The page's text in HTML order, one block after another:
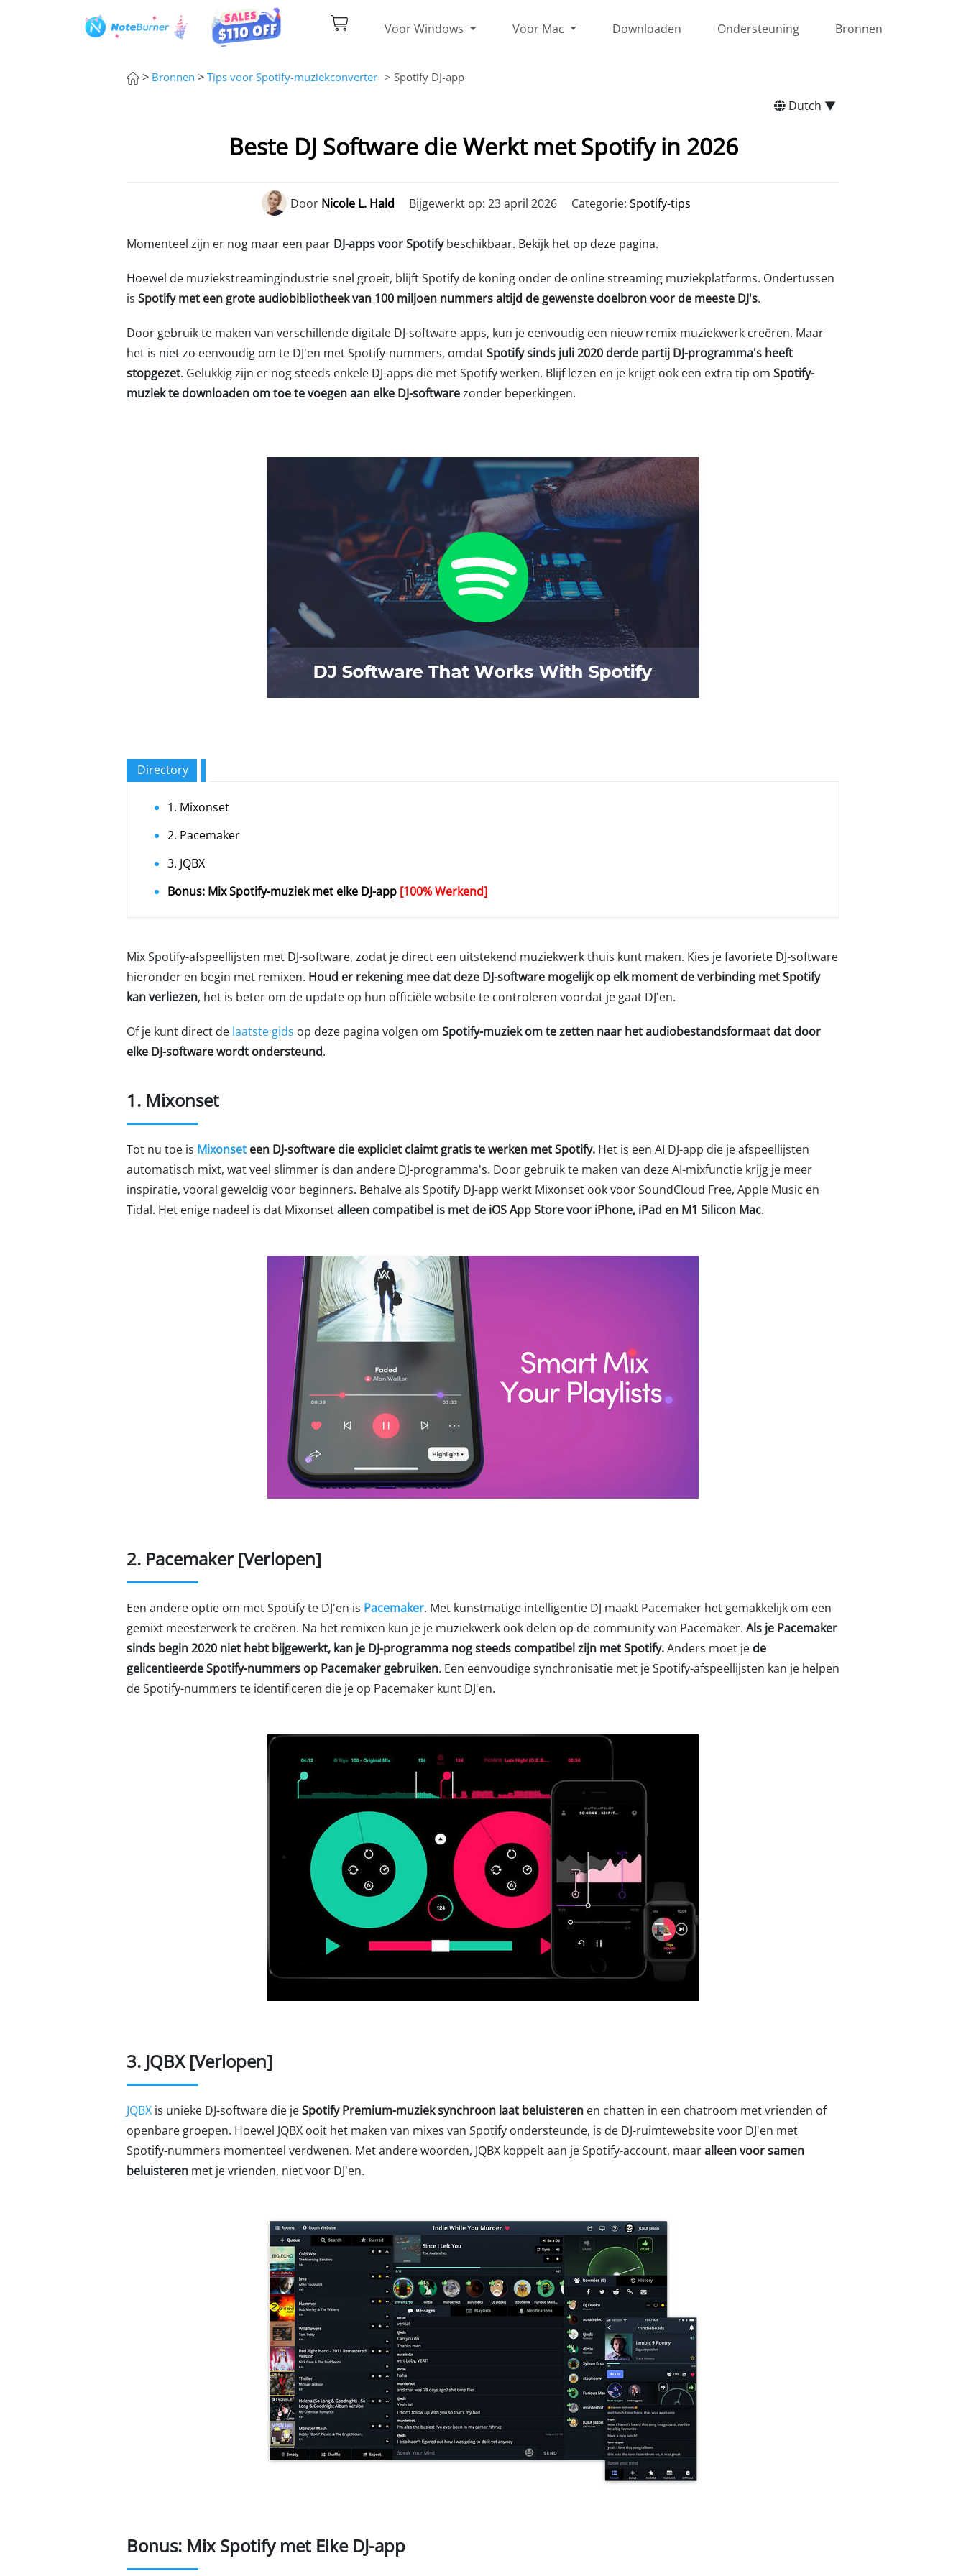
Voor Windows Voor Mac Downloaden Ondersteuning Bronnen
> Bronnen > Tips voor Spotify-muziekconverter > Spotify DJ-app
Dutch ▼
Beste DJ Software die Werkt met Spotify in 2026
Door Nicole L. Hald Bijgewerkt op: 23 april 2026 Categorie: Spotify-tips
Momenteel zijn er nog maar een paar DJ-apps voor Spotifybeschikbaar. Bekijk het op deze pagina.
Hoewel de muziekstreamingindustrie snel groeit, blijft Spotify de koning onder de online streaming muziekplatforms. Ondertussen
is Spotify met een grote audiobibliotheek van 100 miljoen nummers altijd de gewenste doelbron voor de meeste DJ's.
Door gebruik te maken van verschillende digitale DJ-software-apps, kun je eenvoudig een nieuw remix-muziekwerk creëren. Maar
het is niet zo eenvoudig om te DJ'en met Spotify-nummers, omdatSpotify sinds juli 2020 derde partij DJ-programma's heeft
stopgezet. Gelukkig zijn er nog steeds enkele DJ-apps die met Spotify werken. Blijf lezen en je krijgt ook een extra tip om Spotify-
muziek te downloaden om toe te voegen aan elke DJ-softwarezonder beperkingen.
Directory
1. Mixonset
2. Pacemaker
3. JQBX
Bonus: Mix Spotify-muziek met elke DJ-app [100% Werkend]
Mix Spotify-afspeellijsten met DJ-software, zodat je direct een uitstekend muziekwerk thuis kunt maken. Kies je favoriete DJ-software
hieronder en begin met remixen. Houd er rekening mee dat deze DJ-software mogelijk op elk moment de verbinding met Spotify
kan verliezen, het is beter om de update op hun officiële website te controleren voordat je gaat DJ'en.
Of je kunt direct de laatste gids op deze pagina volgen om Spotify-muziek om te zetten naar het audiobestandsformaat dat door
elke DJ-software wordt ondersteund.
1. Mixonset
Tot nu toe is Mixonset een DJ-software die expliciet claimt gratis te werken met Spotify. Het is een AI DJ-app die je afspeellijsten
automatisch mixt, wat veel slimmer is dan andere DJ-programma's. Door gebruik te maken van deze AI-mixfunctie krijg je meer
inspiratie, vooral geweldig voor beginners. Behalve als Spotify DJ-app werkt Mixonset ook voor SoundCloud Free, Apple Music en
Tidal. Het enige nadeel is dat Mixonsetalleen compatibel is met de iOS App Store voor iPhone, iPad en M1 Silicon Mac.
2. Pacemaker [Verlopen]
Een andere optie om met Spotify te DJ'en is Pacemaker. Met kunstmatige intelligentie DJ maakt Pacemaker het gemakkelijk om een
gemixt meesterwerk te creëren. Na het remixen kun je je muziekwerk ook delen op de community van Pacemaker. Als je Pacemaker
sinds begin 2020 niet hebt bijgewerkt, kan je DJ-programma nog steeds compatibel zijn met Spotify.Anders moet je de
gelicentieerde Spotify-nummers op Pacemaker gebruiken. Een eenvoudige synchronisatie met je Spotify-afspeellijsten kan je helpen
de Spotify-nummers te identificeren die je op Pacemaker kunt DJ'en.
3. JQBX [Verlopen]
JQBX is unieke DJ-software die jeSpotify Premium-muziek synchroon laat beluisteren en chatten in een chatroom met vrienden of
openbare groepen. Hoewel JQBX ooit het maken van mixes van Spotify ondersteunde, is de DJ-ruimtewebsite voor DJ'en met
Spotify-nummers momenteel verdwenen. Met andere woorden, JQBX koppelt aan je Spotify-account, maaralleen voor samen
beluisteren met je vrienden, niet voor DJ'en.
Bonus: Mix Spotify met Elke DJ-app